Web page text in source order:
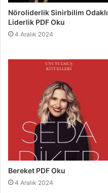
Nöroliderlik Sinirbilim Odaklı
Liderlik PDF Oku
4 Aralık 2024
Bereket PDF Oku
4 Aralık 2024